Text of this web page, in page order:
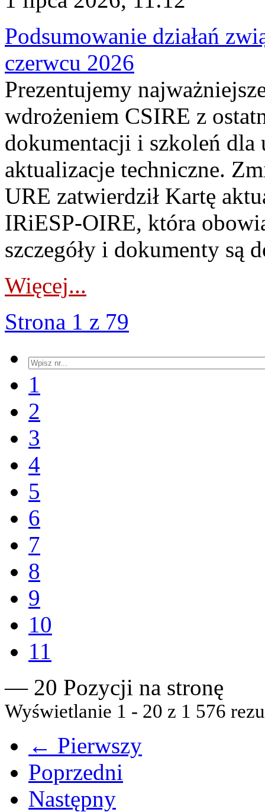
Podsumowanie działań
czerwcu 2026
Prezentujemy
wdrożeniem CSIRE z
dokumentacji i szkoleń
aktualizacje techniczne.
URE zatwierdził Kartę
IRiESP‑OIRE, która
szczegóły i dokumenty są
Więcej...
Strona 1 z 79
1
2
3
4
5
6
7
8
9
10
11
— 20 Pozycji na stronę
Wyświetlanie 1 - 20 z 1 576
← Pierwszy
Poprzedni
Następny